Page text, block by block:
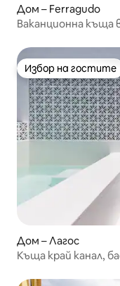
Дом – Ferragudo
Ваканционна къща
Избор на гостите
Избор на гостите
Дом – Лагос
Къща край канал,